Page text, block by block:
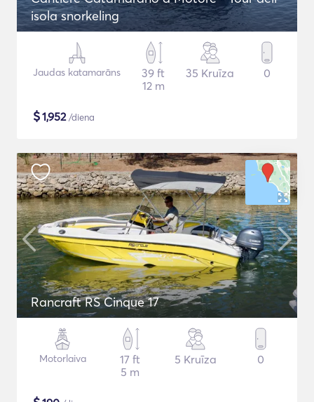
isola snorkeling
Jaudas katamarāns
39 ft
12 m
35 Kruīza 0
$1,952/diena
Rancraft RS Cinque 17
Motorlaiva
17 ft
5 m
5 Kruīza 0